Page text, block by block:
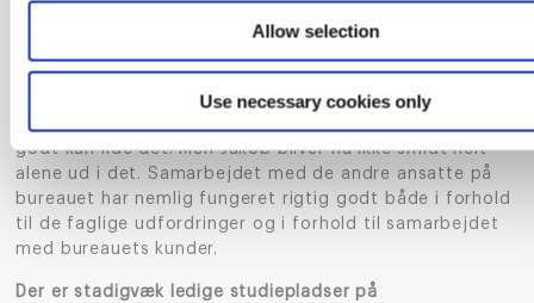
Allow selection
Use necessary cookies only
vi blev enige om at fortsætte samarbejdet med en
fastansættelse, og det blev jeg selvfølgelig rigtig glad
for", runder Jakob af med et beskedent, men stolt, smil.
Det var den 1. juli at Jakob blev ansat hos Side-Walk, og
siden har læringskurven været stejl – helt som Jakob
godt kan lide det. Men Jakob bliver nu ikke smidt helt
alene ud i det. Samarbejdet med de andre ansatte på
bureauet har nemlig fungeret rigtig godt både i forhold
til de faglige udfordringer og i forhold til samarbejdet
med bureauets kunder.
Der er stadigvæk ledige studiepladser på